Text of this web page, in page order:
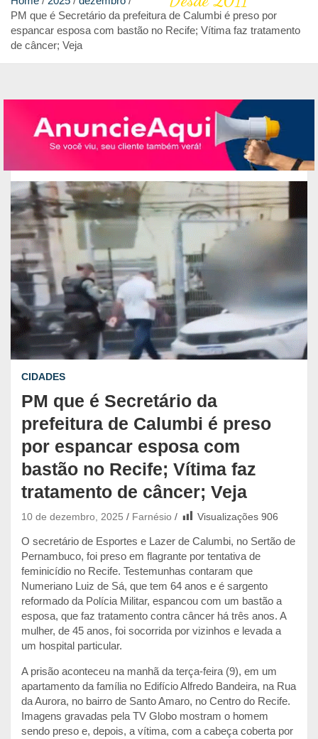
PM que é Secretário da prefeitura de Calumbi é preso por
espancar esposa com bastão no Recife; Vítima faz tratamento
de câncer; Veja
CIDADES
PM que é Secretário da
prefeitura de Calumbi é preso
por espancar esposa com
bastão no Recife; Vítima faz
tratamento de câncer; Veja
10 de dezembro, 2025 Farnésio Visualizações 906
O secretário de Esportes e Lazer de Calumbi, no Sertão de
Pernambuco, foi preso em flagrante por tentativa de
feminicídio no Recife. Testemunhas contaram que
Numeriano Luiz de Sá, que tem 64 anos e é sargento
reformado da Polícia Militar, espancou com um bastão a
esposa, que faz tratamento contra câncer há três anos. A
mulher, de 45 anos, foi socorrida por vizinhos e levada a
um hospital particular.
A prisão aconteceu na manhã da terça-feira (9), em um
apartamento da família no Edifício Alfredo Bandeira, na Rua
da Aurora, no bairro de Santo Amaro, no Centro do Recife.
Imagens gravadas pela TV Globo mostram o homem
sendo preso e, depois, a vítima, com a cabeça coberta por